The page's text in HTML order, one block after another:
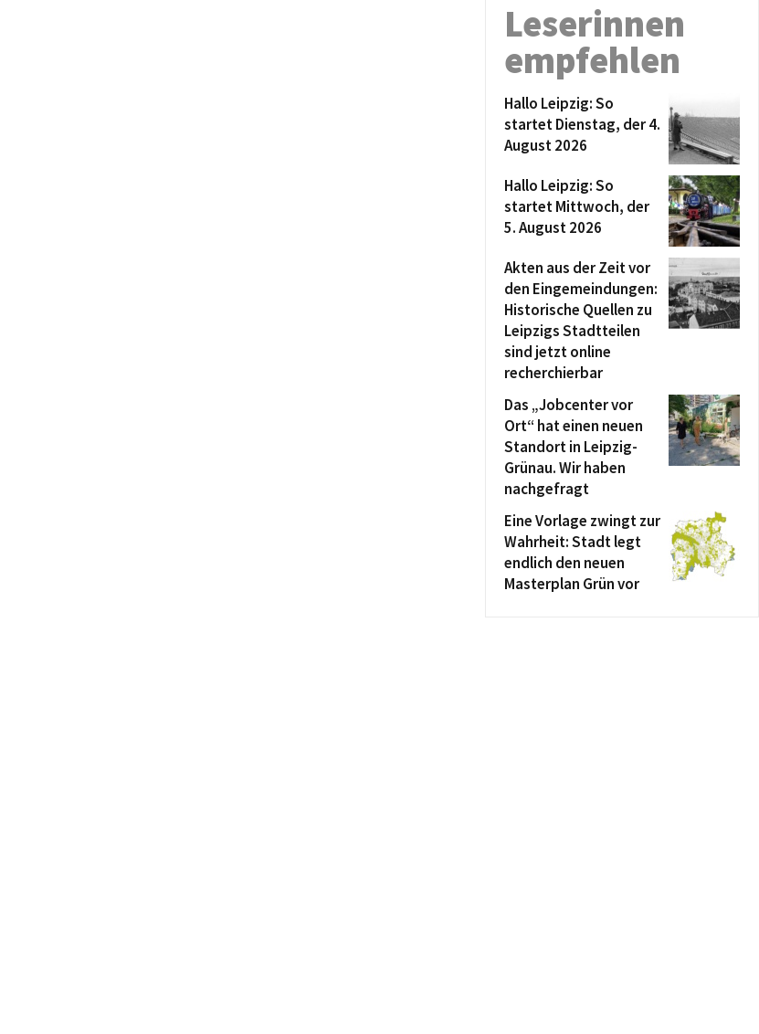
Leserinnen
empfehlen
Hallo Leipzig: So
startet Dienstag, der 4.
August 2026
Hallo Leipzig: So
startet Mittwoch, der
5. August 2026
Akten aus der Zeit vor
den Eingemeindungen:
Historische Quellen zu
Leipzigs Stadtteilen
sind jetzt online
recherchierbar
Das „Jobcenter vor
Ort“ hat einen neuen
Standort in Leipzig-
Grünau. Wir haben
nachgefragt
Eine Vorlage zwingt zur
Wahrheit: Stadt legt
endlich den neuen
Masterplan Grün vor